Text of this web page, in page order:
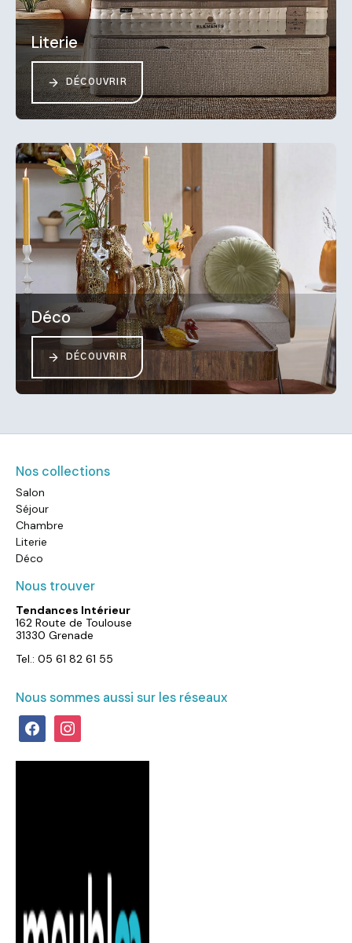
Literie
DÉCOUVRIR
Déco
DÉCOUVRIR
Nos collections
Salon
Séjour
Chambre
Literie
Déco
Nous trouver
Tendances Intérieur
162 Route de Toulouse
31330 Grenade
Tel.: 05 61 82 61 55
Nous sommes aussi sur les réseaux
facebookinstagram